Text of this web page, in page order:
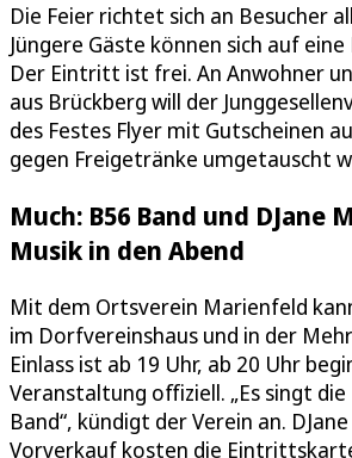
Die Feier richtet sich an Besucher
Jüngere Gäste können sich auf
Der Eintritt ist frei. An Anwohner
aus Brückberg will der
des Festes Flyer mit Gutscheinen
gegen Freigetränke umgetauscht
Much: B56 Band und DJane
Musik in den Abend
Mit dem Ortsverein Marienfeld
im Dorfvereinshaus und in der
Einlass ist ab 19 Uhr, ab 20 Uhr
Veranstaltung offiziell. „Es singt die
Band“, kündigt der Verein an.
Vorverkauf kosten die